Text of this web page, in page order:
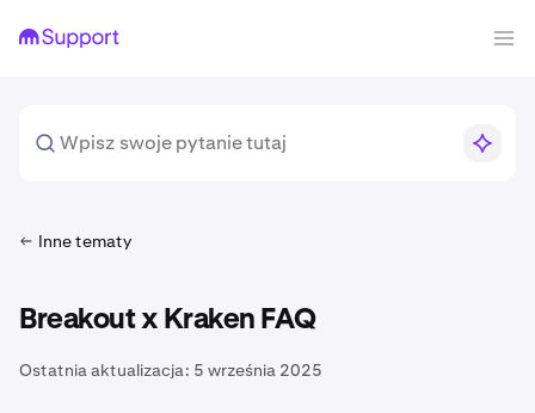
Inne tematy
Breakout x Kraken FAQ
Ostatnia aktualizacja: 5 września 2025